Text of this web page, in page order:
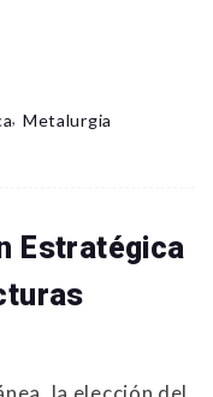
, Metalurgia
Estratégica